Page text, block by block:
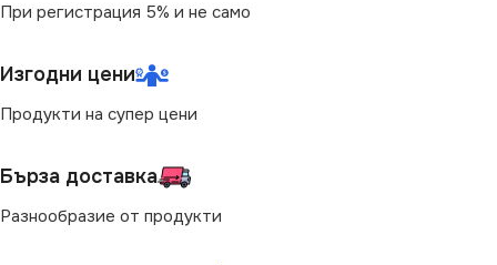
ТИП РЕЛСОВА
Стандартна 220V
При регистрация 5% и не само
Изгодни цени
Продукти на супер цени
Бърза доставка
Разнообразие от продукти